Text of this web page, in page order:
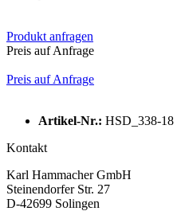
Produkt anfragen
Preis auf Anfrage
Preis auf Anfrage
Artikel-Nr.: HSD_338-18
Kontakt
Karl Hammacher GmbH
Steinendorfer Str. 27
D-42699 Solingen